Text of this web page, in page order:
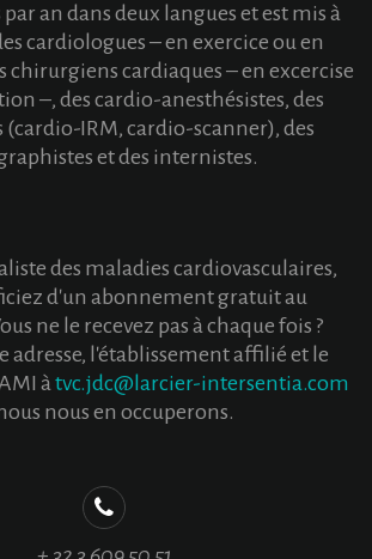
an dans deux langues et est mis à
cardiologues – en exercice ou en
chirurgiens cardiaques – en excercise
–, des cardio-anesthésistes, des
(cardio-IRM, cardio-scanner), des
et des internistes.
des maladies cardiovasculaires,
d'un abonnement gratuit au
ne le recevez pas à chaque fois ?
adresse, l'établissement affilié et le
àtvc.jdc@larcier-intersentia.com
nous en occuperons.